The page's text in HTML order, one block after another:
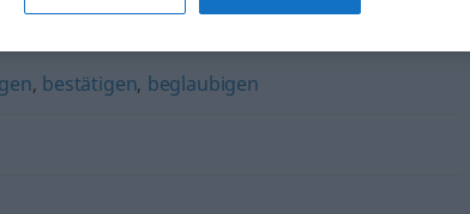
, bestätigen, beglaubigen